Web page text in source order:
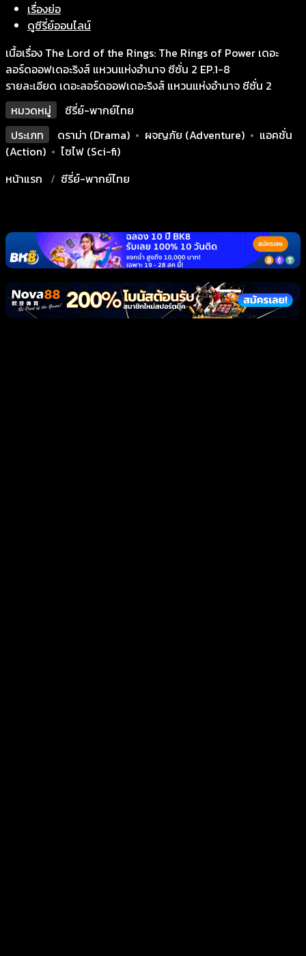
เรื่องย่อ
ดูซีรี่ย์ออนไลน์
เนื้อเรื่อง The Lord of the Rings: The Rings of Power เดอะ
ลอร์ดออฟเดอะริงส์ แหวนแห่งอำนาจ ซีซั่น 2 EP.1-8
รายละเอียด เดอะลอร์ดออฟเดอะริงส์ แหวนแห่งอำนาจ ซีซั่น 2
หมวดหมู่
ซีรี่ย์-พากย์ไทย
ประเภท
ดราม่า (Drama) • ผจญภัย (Adventure) • แอคชั่น
(Action) • ไซไฟ (Sci-fi)
หน้าแรก
ซีรี่ย์-พากย์ไทย